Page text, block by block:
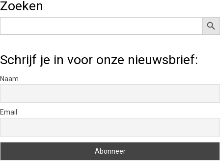
Zoeken
Zoek
Schrijf je in voor onze nieuwsbrief:
Naam
Email